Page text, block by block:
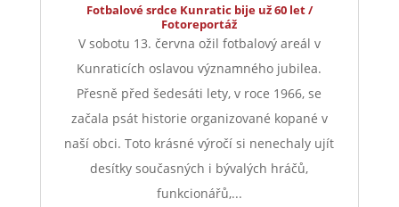
Fotbalové srdce Kunratic bije už 60 let /
Fotoreportáž
V sobotu 13. června ožil fotbalový areál v
Kunraticích oslavou významného jubilea.
Přesně před šedesáti lety, v roce 1966, se
začala psát historie organizované kopané v
naší obci. Toto krásné výročí si nenechaly ujít
desítky současných i bývalých hráčů,
funkcionářů,...